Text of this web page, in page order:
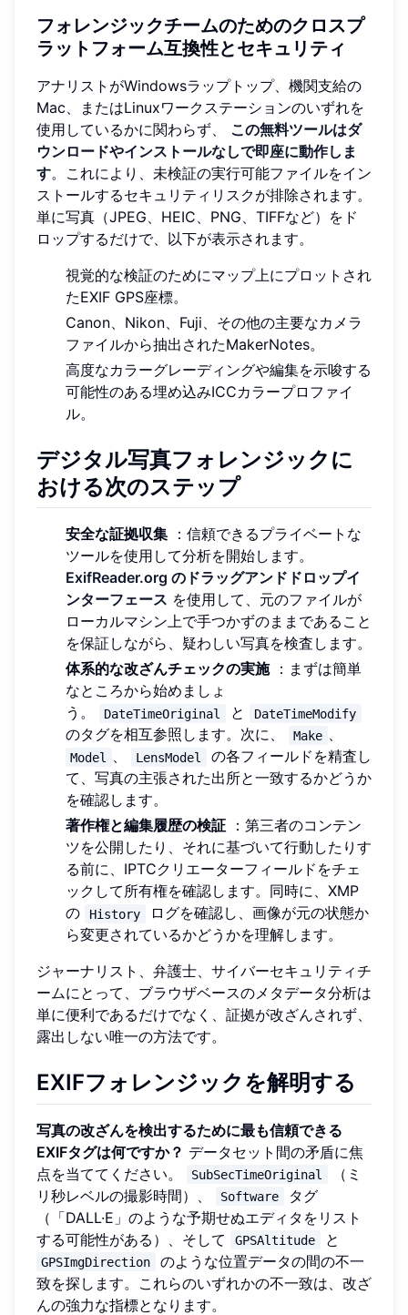
フォレンジックチームのためのクロスプ
ラットフォーム互換性とセキュリティ
アナリストがWindowsラップトップ、機関支給の
Mac、またはLinuxワークステーションのいずれを
使用しているかに関わらず、 この無料ツールはダ
ウンロードやインストールなしで即座に動作しま
す。これにより、未検証の実行可能ファイルをイン
ストールするセキュリティリスクが排除されます。
単に写真（JPEG、HEIC、PNG、TIFFなど）をド
ロップするだけで、以下が表示されます。
視覚的な検証のためにマップ上にプロットされ
たEXIF GPS座標。
Canon、Nikon、Fuji、その他の主要なカメラ
ファイルから抽出されたMakerNotes。
高度なカラーグレーディングや編集を示唆する
可能性のある埋め込みICCカラープロファイ
ル。
デジタル写真フォレンジックに
おける次のステップ
安全な証拠収集 ：信頼できるプライベートな
ツールを使用して分析を開始します。
ExifReader.org のドラッグアンドドロップイ
ンターフェース を使用して、元のファイルが
ローカルマシン上で手つかずのままであること
を保証しながら、疑わしい写真を検査します。
体系的な改ざんチェックの実施：まずは簡単
なところから始めましょ
う。
DateTimeOriginal と DateTimeModify
のタグを相互参照します。次に、 Make 、
Model 、 LensModel
の各フィールドを精査し
て、写真の主張された出所と一致するかどうか
を確認します。
著作権と編集履歴の検証 ：第三者のコンテン
ツを公開したり、それに基づいて行動したりす
る前に、IPTCクリエーターフィールドをチェ
ックして所有権を確認します。同時に、XMP
の
History
ログを確認し、画像が元の状態か
ら変更されているかどうかを理解します。
ジャーナリスト、弁護士、サイバーセキュリティチ
ームにとって、ブラウザベースのメタデータ分析は
単に便利であるだけでなく、証拠が改ざんされず、
露出しない唯一の方法です。
EXIFフォレンジックを解明する
写真の改ざんを検出するために最も信頼できる
EXIFタグは何ですか？ データセット間の矛盾に焦
点を当ててください。
SubSecTimeOriginal
（ミ
リ秒レベルの撮影時間）、
Software
タグ
（「DALL·E」のような予期せぬエディタをリスト
する可能性がある）、そして
GPSAltitude と
GPSImgDirection
のような位置データの間の不一
致を探します。これらのいずれかの不一致は、改ざ
んの強力な指標となります。